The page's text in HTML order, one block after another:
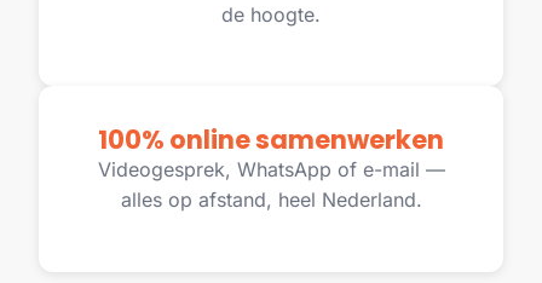
de hoogte.
100% online samenwerken
Videogesprek, WhatsApp of e-mail —
alles op afstand, heel Nederland.